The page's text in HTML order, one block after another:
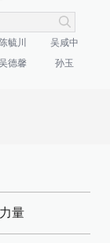
陈毓川
吴咸中
德馨 孙玉
量